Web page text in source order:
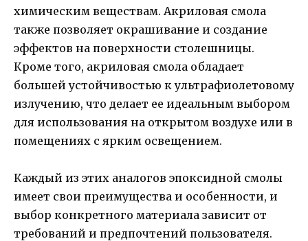
химическим веществам. Акриловая смола
также позволяет окрашивание и создание
эффектов на поверхности столешницы.
Кроме того, акриловая смола обладает
большей устойчивостью к ультрафиолетовому
излучению, что делает ее идеальным выбором
для использования на открытом воздухе или в
помещениях с ярким освещением.
Каждый из этих аналогов эпоксидной смолы
имеет свои преимущества и особенности, и
выбор конкретного материала зависит от
требований и предпочтений пользователя.